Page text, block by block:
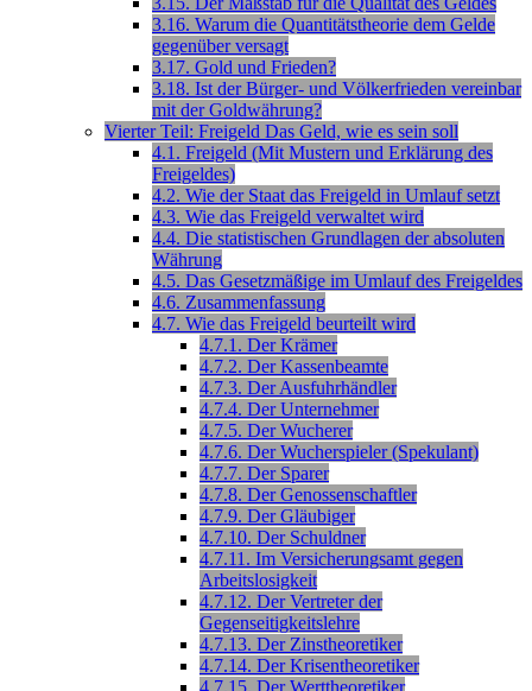
3.16. Warum die Quantitätstheorie dem Gelde
gegenüber versagt
3.17. Gold und Frieden?
3.18. Ist der Bürger- und Völkerfrieden vereinbar
mit der Goldwährung?
Vierter Teil: Freigeld Das Geld, wie es sein soll
4.1. Freigeld (Mit Mustern und Erklärung des
Freigeldes)
4.2. Wie der Staat das Freigeld in Umlauf setzt
4.3. Wie das Freigeld verwaltet wird
4.4. Die statistischen Grundlagen der absoluten
Währung
4.5. Das Gesetzmäßige im Umlauf des Freigeldes
4.6. Zusammenfassung
4.7. Wie das Freigeld beurteilt wird
4.7.1. Der Krämer
4.7.2. Der Kassenbeamte
4.7.3. Der Ausfuhrhändler
4.7.4. Der Unternehmer
4.7.5. Der Wucherer
4.7.6. Der Wucherspieler (Spekulant)
4.7.7. Der Sparer
4.7.8. Der Genossenschaftler
4.7.9. Der Gläubiger
4.7.10. Der Schuldner
4.7.11. Im Versicherungsamt gegen
Arbeitslosigkeit
4.7.12. Der Vertreter der
Gegenseitigkeitslehre
4.7.13. Der Zinstheoretiker
4.7.14. Der Krisentheoretiker